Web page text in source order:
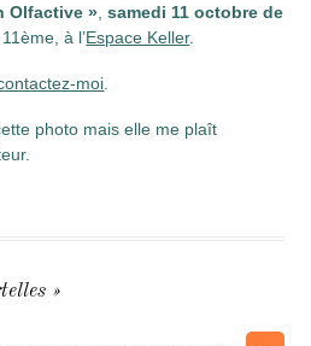
Olfactive » samedi 11 octobre de
à l’Espace Keller.
moi
photo mais elle me plaît
»